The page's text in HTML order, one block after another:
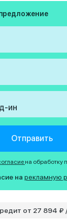
ин
Отправить
на обработку
на рекламную
В кредит от 27